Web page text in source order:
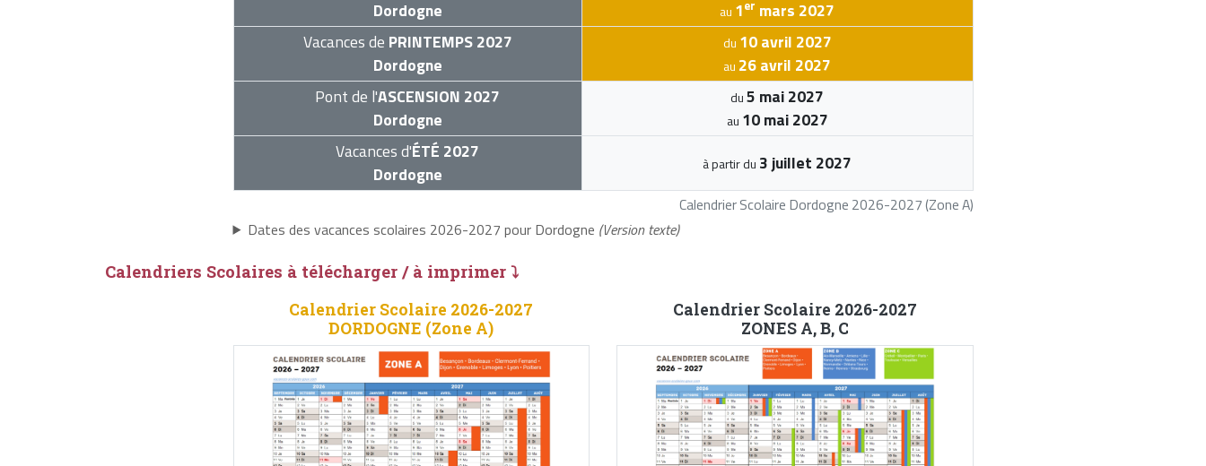
Calendrier Scolaire Dordogne 2026-2027 (Zone A)
Dordogne
au 1er mars 2027
Vacances de PRINTEMPS 2027
Dordogne
du 10 avril 2027
au 26 avril 2027
Pont de l'ASCENSION 2027
Dordogne
du5 mai 2027
au 10 mai 2027
Vacances d'ÉTÉ 2027
Dordogne
à partir du 3 juillet 2027
Dates des vacances scolaires 2026-2027 pour Dordogne (Version texte)
Calendriers Scolaires à télécharger / à imprimer ⤵
Calendrier Scolaire 2026-2027
DORDOGNE (Zone A)
Calendrier Scolaire 2026-2027
ZONES A, B, C